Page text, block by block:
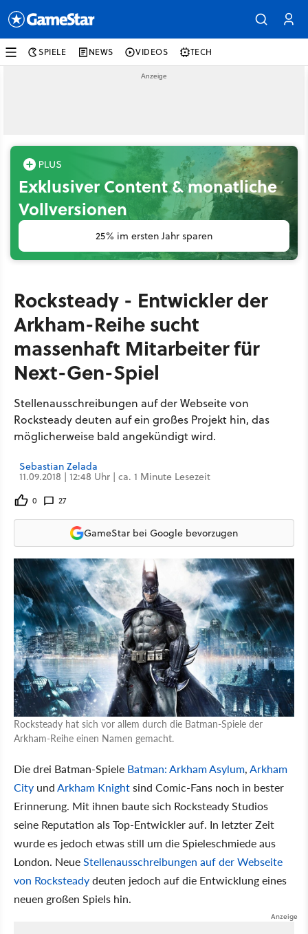
SPIELE NEWS VIDEOS TECH
Exklusiver Content & monatliche
Vollversionen
25% im ersten Jahr sparen
Rocksteady - Entwickler der
Arkham-Reihe sucht
massenhaft Mitarbeiter für
Next-Gen-Spiel
Stellenausschreibungen auf der Webseite von
Rocksteady deuten auf ein großes Projekt hin, das
möglicherweise bald angekündigt wird.
Sebastian Zelada
11.09.2018 | 12:48 Uhr | ca. 1 Minute Lesezeit
0 27
GameStar bei Google bevorzugen
Rocksteady hat sich vor allem durch die Batman-Spiele der
Arkham-Reihe einen Namen gemacht.
Die drei Batman-Spiele Batman: Arkham Asylum,Arkham
City undArkham Knightsind Comic-Fans noch in bester
Erinnerung. Mit ihnen baute sich Rocksteady Studios
seine Reputation als Top-Entwickler auf. In letzter Zeit
wurde es jedoch etwas still um die Spieleschmiede aus
London. NeueStellenausschreibungen auf der Webseite
von Rocksteadydeuten jedoch auf die Entwicklung eines
neuen großen Spiels hin.